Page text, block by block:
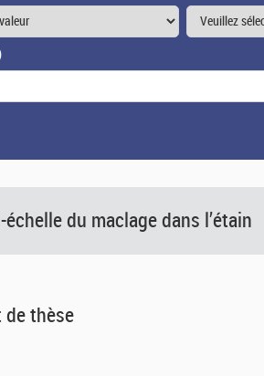
du maclage dans l’étain
thèse